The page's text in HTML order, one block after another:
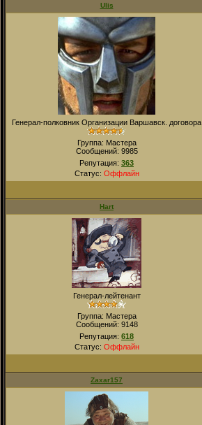
Ulis
Генерал-полковник Организации Варшавск. договора
Группа: Мастера
Сообщений: 9985
Репутация: 363
Статус: Оффлайн
Hart
Генерал-лейтенант
Группа: Мастера
Сообщений: 9148
Репутация: 618
Статус: Оффлайн
Zaxar157